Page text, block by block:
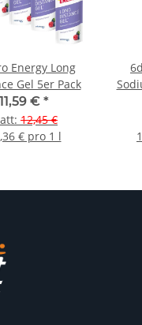
Energy Long
Gel 5er Pack
11,59 € *
: 12,45 €
€ pro 1 l